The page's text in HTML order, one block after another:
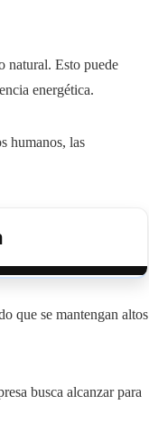
natural. Esto puede
energética.
humanos, las
que se mantengan altos
busca alcanzar para